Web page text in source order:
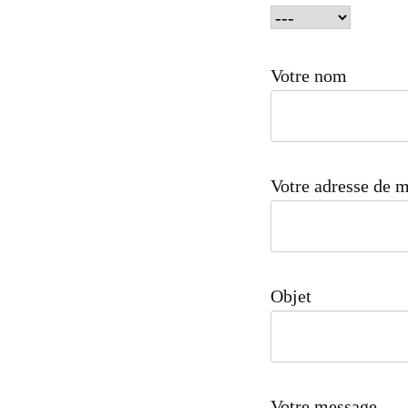
Votre nom
Votre adresse de
Objet